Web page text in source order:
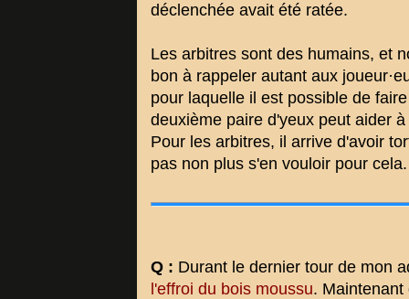
déclenchée avait été ratée.
Les arbitres sont des humains, et
bon à rappeler autant aux
pour laquelle il est possible de
deuxième paire d'yeux peut aider
Pour les arbitres, il arrive d'avoir
pas non plus s'en vouloir pour cela.
Q : Durant le dernier tour de mon
l'effroi du bois moussu. Maintenant